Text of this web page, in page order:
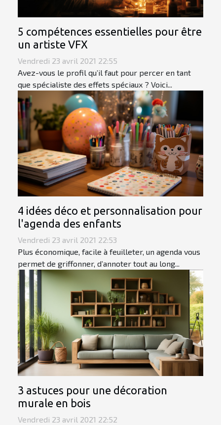
5 compétences essentielles pour être
un artiste VFX
Vendredi 23 avril 2021 22:55
Avez-vous le profil qu’il faut pour percer en tant
que spécialiste des effets spéciaux ? Voici...
4 idées déco et personnalisation pour
l'agenda des enfants
Vendredi 23 avril 2021 22:53
Plus économique, facile à feuilleter, un agenda vous
permet de griffonner, d’annoter tout au long...
3 astuces pour une décoration
murale en bois
Vendredi 23 avril 2021 22:52